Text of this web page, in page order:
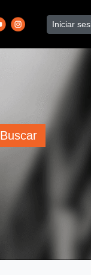
Iniciar
Buscar